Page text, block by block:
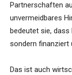
Partnerschaften
unvermeidbares
bedeutet sie, dass
sondern finanziert
Das ist auch